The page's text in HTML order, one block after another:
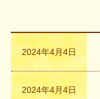
2024年4月4日
2024年4月4日